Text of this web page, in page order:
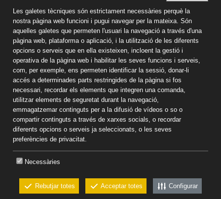
Avís Legal
Política de Privacitat
Sistema Intern d’Informació (SIIF)
Estudis
Llar d'infants
Educació Infantil
Educació Primària
Educació Secundària
Batxillerat
Informació de contacte
Col·legi Sant Pau Apòstol
Passeig Torroja s/n 43007 Tarragona
Correu electrònic:
Les galetes tècniques són estrictament necessàries perquè la
nostra pàgina web funcioni i pugui navegar per la mateixa. Són
aquelles galetes que permeten l'usuari la navegació a través d'una
pàgina web, plataforma o aplicació, i la utilització de les diferents
opcions o serveis que en ella existeixen, incloent la gestió i
operativa de la pàgina web i habilitar les seves funcions i serveis,
com, per exemple, ens permeten identificar la sessió, donar-li
accés a determinades parts restringides de la pàgina si fos
necessari, recordar els elements que integren una comanda,
utilitzar elements de seguretat durant la navegació,
emmagatzemar continguts per a la difusió de vídeos o so o
compartir continguts a través de xarxes socials, o recordar
diferents opcions o serveis ja seleccionats, o les seves
preferències de privacitat.
Necessàries
Rebutjar totes Acceptar totes Configurar